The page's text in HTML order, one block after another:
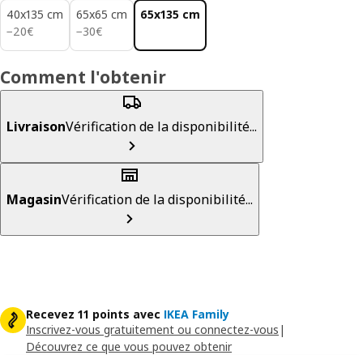
40x135 cm
−20€
20€
65x65 cm
−30€
30€
65x135 cm
Comment l'obtenir
LivraisonVérification de la disponibilité...
MagasinVérification de la disponibilité...
Recevez 11 points avec IKEA Family
Inscrivez-vous gratuitement ou connectez-vous |
Découvrez ce que vous pouvez obtenir